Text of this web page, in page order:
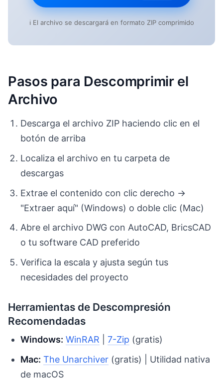
ℹ️ El archivo se descargará en formato ZIP comprimido
Pasos para Descomprimir el
Archivo
Descarga el archivo ZIP haciendo clic en el
botón de arriba
Localiza el archivo en tu carpeta de
descargas
Extrae el contenido con clic derecho →
"Extraer aquí" (Windows) o doble clic (Mac)
Abre el archivo DWG con AutoCAD, BricsCAD
o tu software CAD preferido
Verifica la escala y ajusta según tus
necesidades del proyecto
Herramientas de Descompresión
Recomendadas
Windows: WinRAR |7-Zip (gratis)
Mac: The Unarchiver (gratis) | Utilidad nativa
de macOS